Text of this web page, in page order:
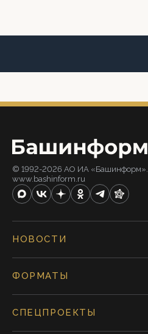
© 1992-2026 АО ИА «Башинформ».
www.bashinform.ru
НОВОСТИ
ФОРМАТЫ
СПЕЦПРОЕКТЫ